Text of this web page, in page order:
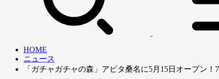
HOME
ニュース
「ガチャガチャの森」アピタ桑名に5月15日オープン！